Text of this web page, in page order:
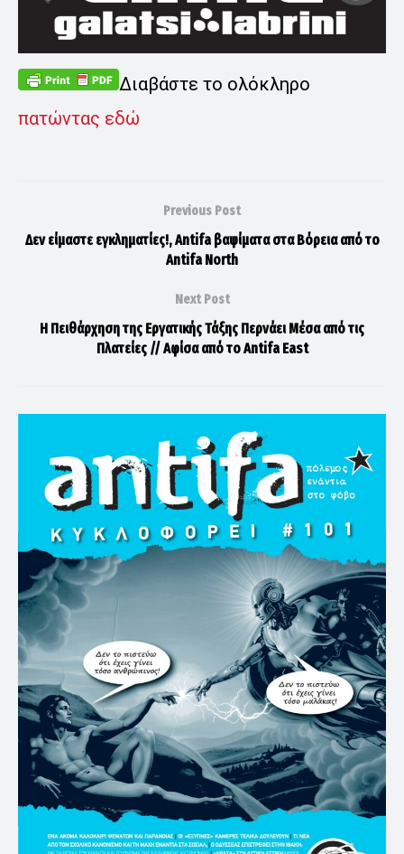
Διαβάστε το ολόκληρο
πατώντας εδώ
Previous Post
Δεν είμαστε εγκληματίες!, Antifa βαψίματα στα Βόρεια από το
Antifa North
Next Post
Η Πειθάρχηση της Εργατικής Τάξης Περνάει Μέσα από τις
Πλατείες // Αφίσα από το Antifa East